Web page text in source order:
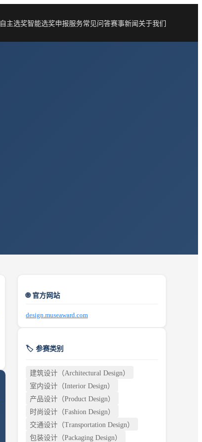
自主选奖智能选奖申报服务常见问答赛事新闻 关于我们
🌐 官方网站
design.museaward.com
🏷️ 参赛类别
建筑设计（Architectural Design）
室内设计（Interior Design）
产品设计（Product Design）
时尚设计（Fashion Design）
交通设计（Transportation Design）
包装设计（Packaging Design）